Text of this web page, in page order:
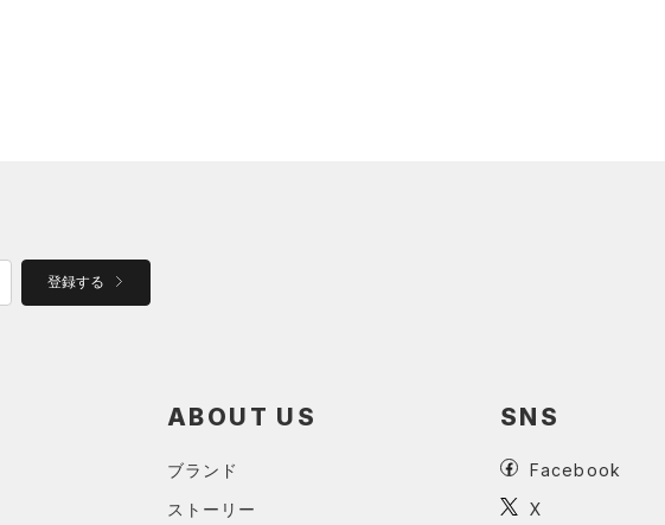
登録する
ABOUT US
ブランド
ストーリー
SNS
Facebook
X